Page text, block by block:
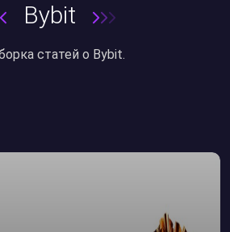
Bybit
статей о Bybit.